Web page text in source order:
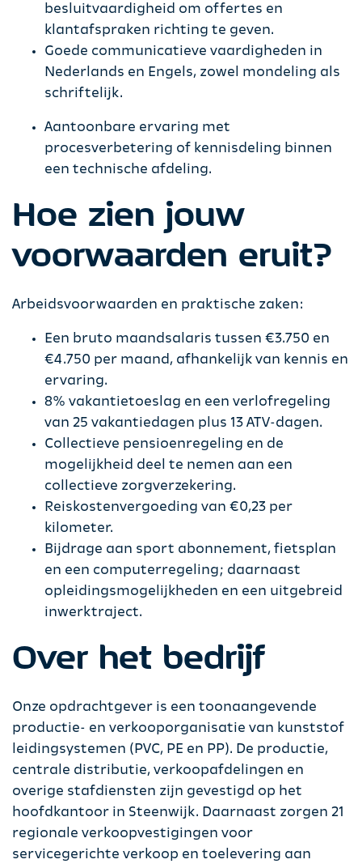
besluitvaardigheid om offertes en
klantafspraken richting te geven.
Goede communicatieve vaardigheden in
Nederlands en Engels, zowel mondeling als
schriftelijk.
Aantoonbare ervaring met
procesverbetering of kennisdeling binnen
een technische afdeling.
Hoe zien jouw
voorwaarden eruit?
Arbeidsvoorwaarden en praktische zaken:
Een bruto maandsalaris tussen €3.750 en
€4.750 per maand, afhankelijk van kennis en
ervaring.
8% vakantietoeslag en een verlofregeling
van 25 vakantiedagen plus 13 ATV-dagen.
Collectieve pensioenregeling en de
mogelijkheid deel te nemen aan een
collectieve zorgverzekering.
Reiskostenvergoeding van €0,23 per
kilometer.
Bijdrage aan sport abonnement, fietsplan
en een computerregeling; daarnaast
opleidingsmogelijkheden en een uitgebreid
inwerktraject.
Over het bedrijf
Onze opdrachtgever is een toonaangevende
productie- en verkooporganisatie van kunststof
leidingsystemen (PVC, PE en PP). De productie,
centrale distributie, verkoopafdelingen en
overige stafdiensten zijn gevestigd op het
hoofdkantoor in Steenwijk. Daarnaast zorgen 21
regionale verkoopvestigingen voor
servicegerichte verkoop en toelevering aan